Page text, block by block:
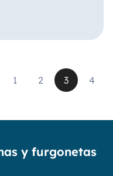
1 2 3 4
y furgonetas